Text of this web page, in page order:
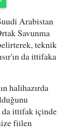
Arabistan
Savunma
teknik
da ittifaka
halihazırda
da ittifak içinde
fiilen